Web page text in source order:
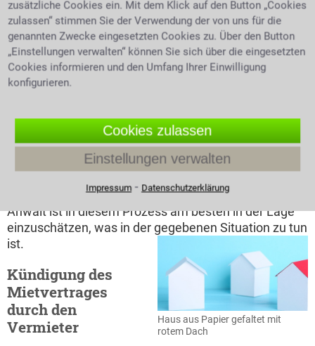
nicht durch eine Mietminderung einforderbar. In
welcher Höhe darf die Miete gemindert werden?
Tatsächlich hängt die jeweilige Minderung vom
Einzelfall und der jeweiligen Beeinträchtigung ab. Vor
einer Mietminderung ist jedoch auf jeden Fall zuerst
Erst wenn der Vermieter den Mängel daraufhin nicht
beseitigt, ist eine Mietminderung gerechtfertigt. Auch
das "Recht zur Selbstbeseitigung" steht dem Mieter
die zu erwartenden Kosten gerichtlich einklagen. Ein
Anwalt ist in diesem Prozess am besten in der Lage
einzuschätzen, was in der gegebenen Situation zu tun
ist.
Haus aus Papier gefaltet mit
rotem Dach
Kündigung des
Mietvertrages
durch den
Vermieter
zusätzliche Cookies ein. Mit dem Klick auf den Button „Cookies
zulassen“ stimmen Sie der Verwendung der von uns für die
genannten Zwecke eingesetzten Cookies zu. Über den Button
„Einstellungen verwalten“ können Sie sich über die eingesetzten
Cookies informieren und den Umfang Ihrer Einwilligung
konfigurieren.
Cookies zulassen
Einstellungen verwalten
Impressum⁃ Datenschutzerklärung